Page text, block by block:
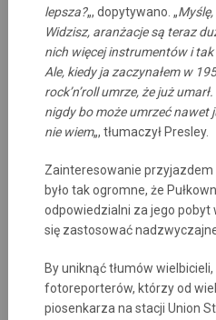
lepsza?„, dopytywano. „
Widzisz, aranżacje są teraz
nich więcej instrumentów i
Ale, kiedy ja zaczynałem w
rock’n’roll umrze, że już
nigdy bo może umrzeć nawet
nie wiem„, tłumaczył Presley.
Zainteresowanie przyjazdem
było tak ogromne, że
odpowiedzialni za jego pobyt
się zastosować
By uniknąć tłumów
fotoreporterów, którzy od
piosenkarza na stacji Union